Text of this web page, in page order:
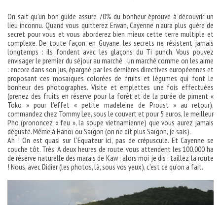
On sait qu’un bon guide assure 70% du bonheur éprouvé à découvrir un
lieu inconnu. Quand vous quitterez Erwan, Cayenne n’aura plus guère de
secret pour vous et vous aborderez bien mieux cette terre multiple et
complexe. De toute façon, en Guyane, les secrets ne résistent jamais
longtemps : ils fondent avec les glaçons du Ti punch. Vous pouvez
envisager le premier du séjour au marché ; un marché comme on les aime
: encore dans son jus, épargné par les dernières directives européennes et
proposant ces mosaïques colorées de fruits et légumes qui font le
bonheur des photographes. Visite et emplettes une fois effectuées
(prenez des fruits en réserve pour la forêt et de la purée de piment «
Toko » pour l’effet « petite madeleine de Proust » au retour),
commandez chez Tommy Lee, sous le couvert et pour 5 euros, le meilleur
Pho (prononcez « feu », la soupe vietnamienne) que vous aurez jamais
dégusté. Même à Hanoï ou Saïgon (on ne dit plus Saïgon, je sais).
Ah ! On est quasi sur l’Equateur ici, pas de crépuscule. Et Cayenne se
couche tôt. Très. A deux heures de route, vous attendent les 100.000 ha
de réserve naturelle des marais de Kaw ; alors moi je dis : taillez la route
! Nous, avec Didier (les photos, là, sous vos yeux), c’est ce qu’on a fait.